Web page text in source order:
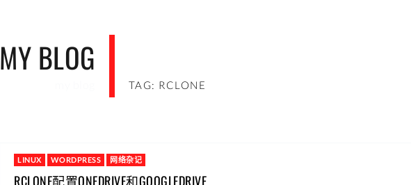
MY BLOG
TAG: RCLONE
LINUX WORDPRESS 网络杂记
RCLONE配置ONEDRIVE和GOOGLEDRIVE